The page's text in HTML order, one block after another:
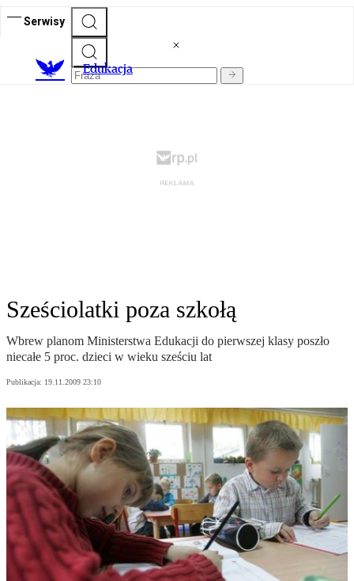
Serwisy
Edukacja
Sześciolatki poza szkołą
Wbrew planom Ministerstwa Edukacji do pierwszej klasy poszło
niecałe 5 proc. dzieci w wieku sześciu lat
Publikacja: 19.11.2009 23:10